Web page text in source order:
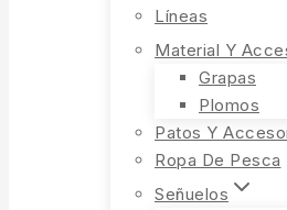
Líneas
Material Y
Grapas
Plomos
Patos Y
Ropa De Pesca
Señuelos